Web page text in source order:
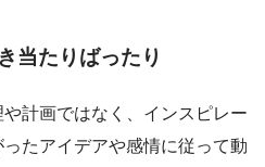
当たりばったり
計画ではなく、インスピレー
たアイデアや感情に従って動